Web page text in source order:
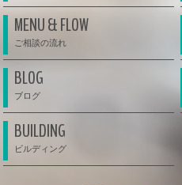
MENU & FLOW
BLOG
BUILDING